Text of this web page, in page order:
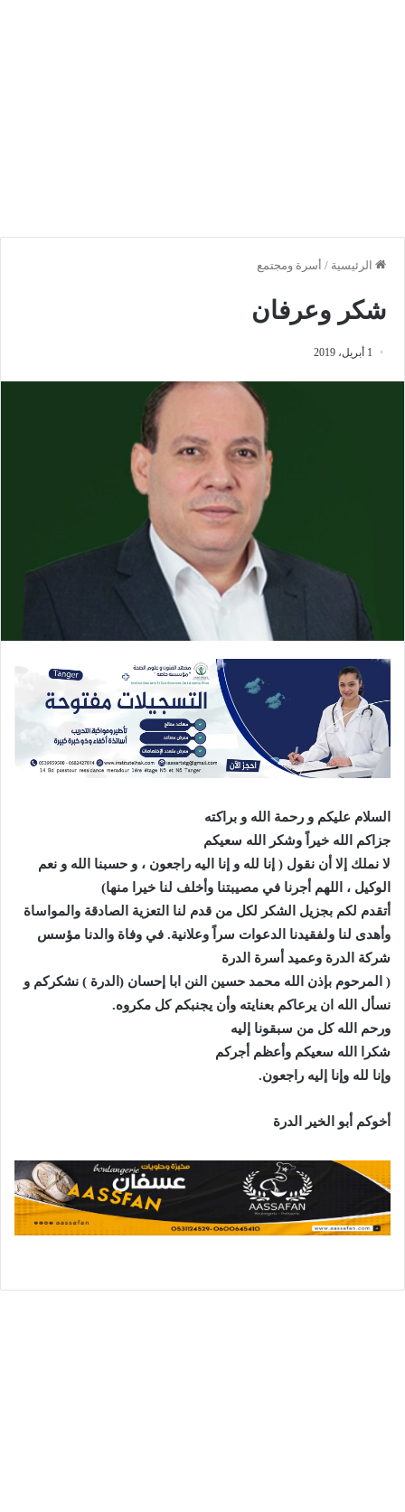
الرئيسية / أسرة ومجتمع
شكر وعرفان
1 أبريل، 2019
السلام عليكم و رحمة الله و براكته
جزاكم الله خيراً وشكر الله سعيكم
لا نملك إلا أن نقول ( إنا لله و إنا اليه راجعون ، و حسبنا الله و نعم
الوكيل ، اللهم أجرنا في مصيبتنا وأخلف لنا خيرا منها)
أتقدم لكم بجزيل الشكر لكل من قدم لنا التعزية الصادقة والمواساة
وأهدى لنا ولفقيدنا الدعوات سراً وعلانية. في وفاة والدنا مؤسس
شركة الدرة وعميد أسرة الدرة
( المرحوم بإذن الله محمد حسين النن ابا إحسان (الدرة ) نشكركم و
نسأل الله ان يرعاكم بعنايته وأن يجنبكم كل مكروه.
ورحم الله كل من سبقونا إليه
شكرا الله سعيكم وأعظم أجركم
وإنا لله وإنا إليه راجعون.
أخوكم أبو الخير الدرة